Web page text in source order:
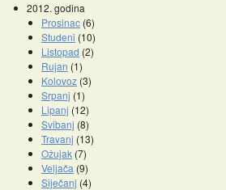
2012. godina
Prosinac (6)
Studeni (10)
Listopad (2)
Rujan (1)
Kolovoz (3)
Srpanj (1)
Lipanj (12)
Svibanj (8)
Travanj (13)
Ožujak (7)
Veljača (9)
Siječanj (4)